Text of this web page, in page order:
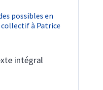
possibles en
collectif à Patrice
intégral